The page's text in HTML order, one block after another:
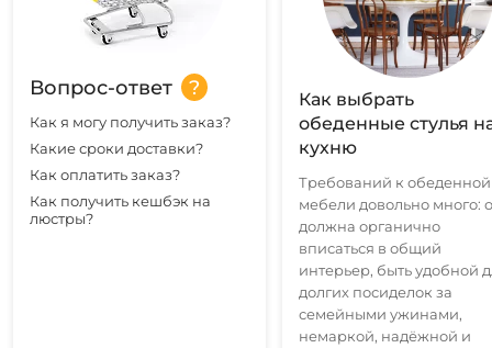
Вопрос-ответ
Как я могу получить заказ?
Какие сроки доставки?
Как оплатить заказ?
Как получить кешбэк на
люстры?
Как выбрать
обеденные стулья
кухню
Требований к обеденной
мебели довольно много:
должна органично
вписаться в общий
интерьер, быть удобной
долгих посиделок за
семейными ужинами,
немаркой, надёжной и